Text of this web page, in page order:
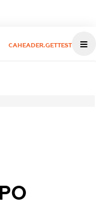
CAHEADER.GETTEST